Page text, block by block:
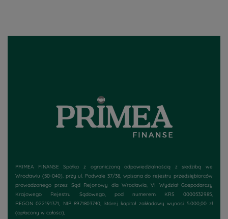
PRIMEA FINANSE Spółka z ograniczoną odpowiedzialnością z siedzibą we
Wrocławiu (50-040), przyul. Podwale 37/38, wpisana do rejestru przedsiębiorców
prowadzonego przez Sąd Rejonowy dla Wrocławia, VI Wydział Gospodarczy
Krajowego Rejestru Sądowego, pod numerem KRS 0000532985,
REGON 022191371, NIP 8971803740, której kapitał zakładowy wynosi 5.000,00 zł
(opłacony w całości),